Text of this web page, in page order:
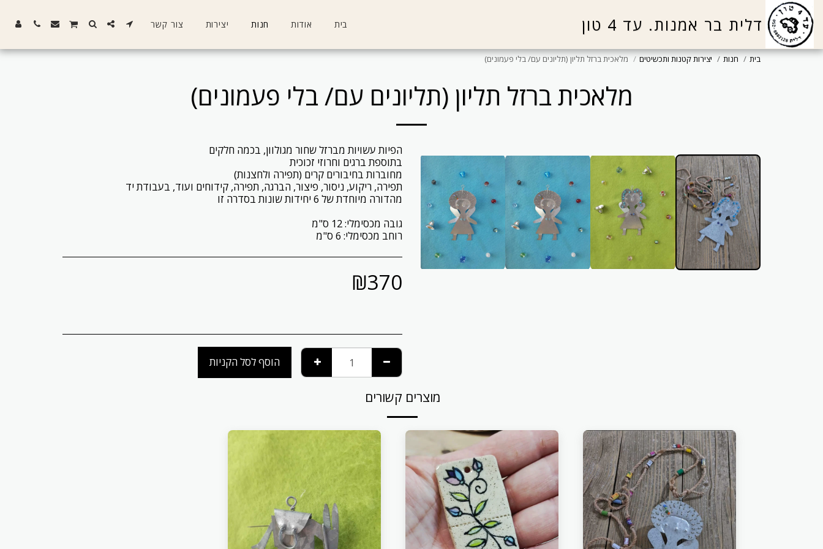
דלית בר אמנות. עד 4 טון בית אודות חנות יצירות צור קשר
בית חנות יצירות קטנות ותכשיטים מלאכית ברזל תליון (תליונים עם/ בלי פעמונים)
מלאכית ברזל תליון (תליונים עם/ בלי פעמונים)
אחת מסוגה
רוחב מכסימלי: 6 ס"מ
₪370
הוסף לסל הקניות
מוצרים קשורים